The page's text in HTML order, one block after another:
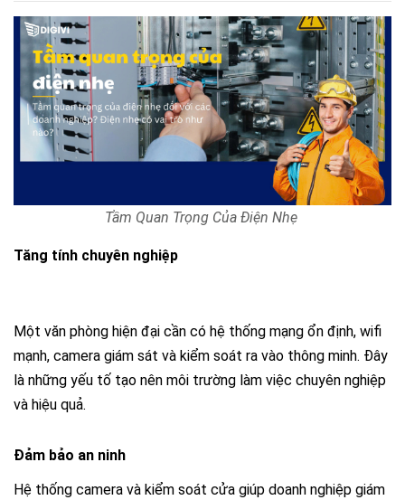
Tầm Quan Trọng Của Điện Nhẹ
Tăng tính chuyên nghiệp
Một văn phòng hiện đại cần có hệ thống mạng ổn định, wifi
mạnh, camera giám sát và kiểm soát ra vào thông minh. Đây
là những yếu tố tạo nên môi trường làm việc chuyên nghiệp
và hiệu quả.
Đảm bảo an ninh
Hệ thống camera và kiểm soát cửa giúp doanh nghiệp giám